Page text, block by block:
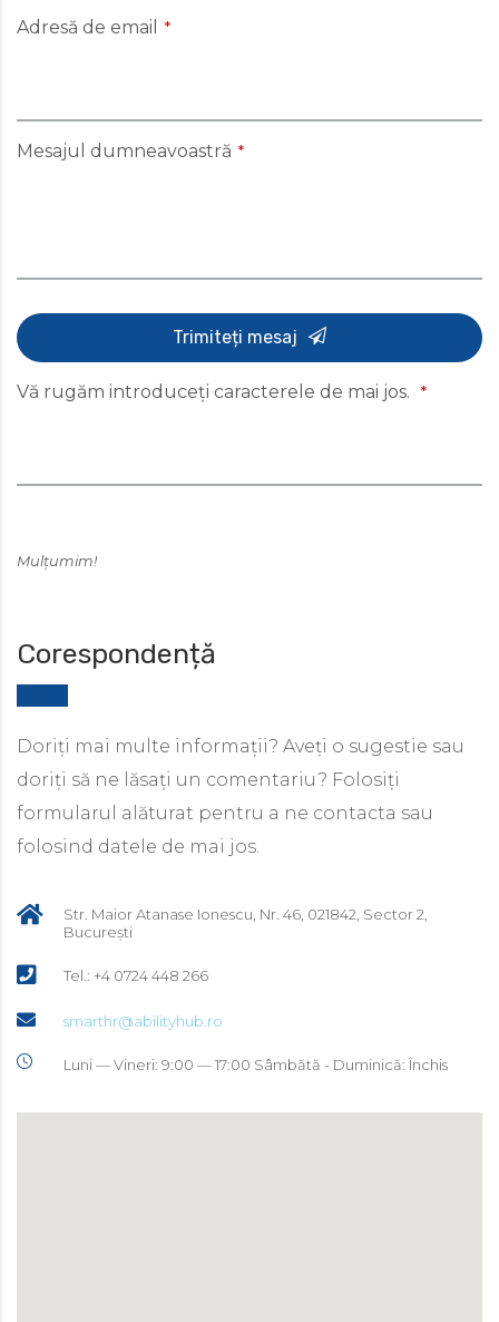
Adresă de email *
Mesajul dumneavoastră *
Trimiteți mesaj
Vă rugăm introduceți caracterele de mai jos. *
Mulțumim!
should
be
blank
Corespondență
Doriți mai multe informații? Aveți o sugestie sau
doriți să ne lăsați un comentariu? Folosiți
formularul alăturat pentru a ne contacta sau
folosind datele de mai jos.
Str. Maior Atanase Ionescu, Nr. 46, 021842, Sector 2,
București
Tel.: +4 0724 448 266
smarthr@abilityhub.ro
Luni — Vineri: 9:00 — 17:00 Sâmbătă - Duminică: Închis